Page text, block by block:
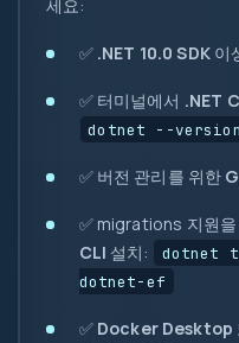
1
{ }
세요:
✅ .NET 10.0 SDK이
✅ 터미널에서 .NET
dotnet --version
✅ 버전 관리를 위한
✅ migrations 지원을
CLI 설치:
dotnet
dotnet-ef
✅ Docker Desktop